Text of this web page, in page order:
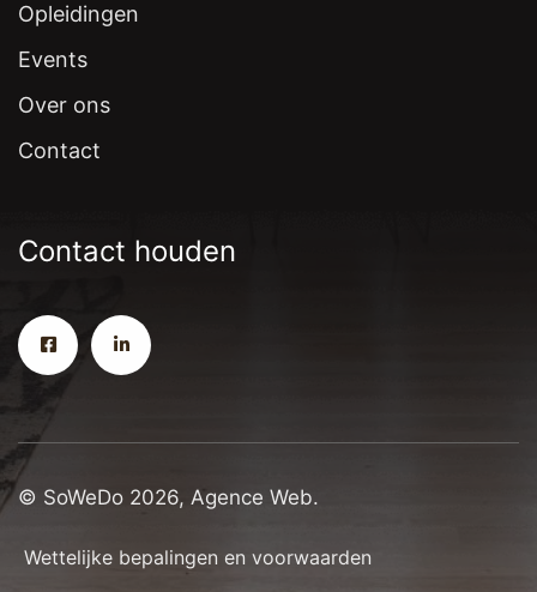
Opleidingen
Events
Over ons
Contact
Contact houden
© SoWeDo 2026, Agence Web.
Wettelijke bepalingen en voorwaarden